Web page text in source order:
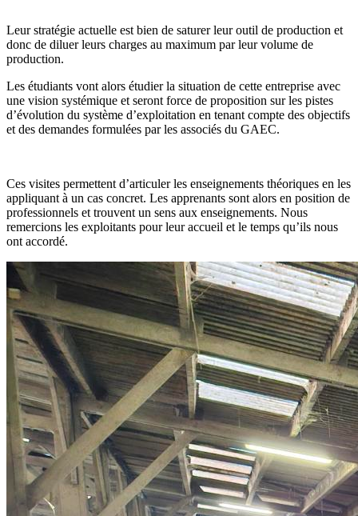
Leur stratégie actuelle est bien de saturer leur outil de production et
donc de diluer leurs charges au maximum par leur volume de
production.
Les étudiants vont alors étudier la situation de cette entreprise avec
une vision systémique et seront force de proposition sur les pistes
d’évolution du système d’exploitation en tenant compte des objectifs
et des demandes formulées par les associés du GAEC.
Ces visites permettent d’articuler les enseignements théoriques en les
appliquant à un cas concret. Les apprenants sont alors en position de
professionnels et trouvent un sens aux enseignements. Nous
remercions les exploitants pour leur accueil et le temps qu’ils nous
ont accordé.